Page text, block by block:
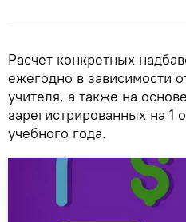
Расчет конкретных
ежегодно в зависимости
учителя, а также на
зарегистрированных на 1
учебного года.